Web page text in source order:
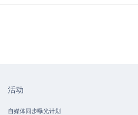
活动
自媒体同步曝光计划